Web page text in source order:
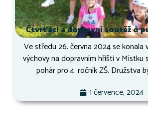
Čtvrťáci a dopravní soutěž o
Ve středu 26. června 2024 se konala
výchovy na dopravním hřišti v Místku
pohár pro 4. ročník ZŠ. Družstva
1 července, 2024